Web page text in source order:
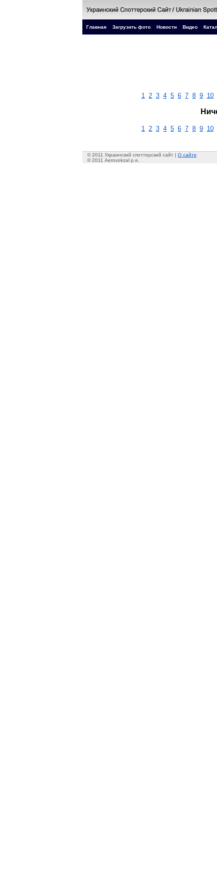
Главная Загрузить фото Новости Видео
1 2 3 4 5 6 7 8 9 10
1 2 3 4 5 6 7 8 9 10
© 2011 Украинский споттерский сайт | О сайте
© 2011 Aerovokzal p.e.